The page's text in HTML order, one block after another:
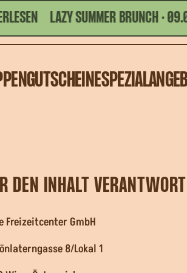
LAZY SUMMER BRUNCH · 09.08. ·
GUTSCHEINE
DEN INHALT
Freizeitcenter GmbH
8/Lokal 1